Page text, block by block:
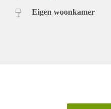
Eigen woonkamer